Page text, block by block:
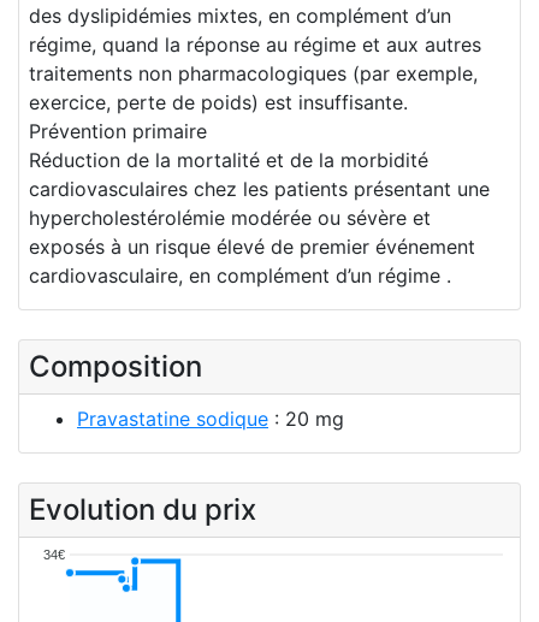
des dyslipidémies mixtes, en complément d’un
régime, quand la réponse au régime et aux autres
traitements non pharmacologiques (par exemple,
exercice, perte de poids) est insuffisante.
Prévention primaire
Réduction de la mortalité et de la morbidité
cardiovasculaires chez les patients présentant une
hypercholestérolémie modérée ou sévère et
exposés à un risque élevé de premier événement
cardiovasculaire, en complément d’un régime .
Composition
Pravastatine sodique : 20 mg
Evolution du prix
34€